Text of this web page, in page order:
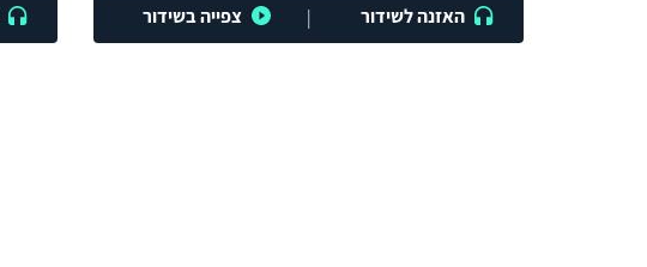
האזנה לשידור | צפייה בשידור